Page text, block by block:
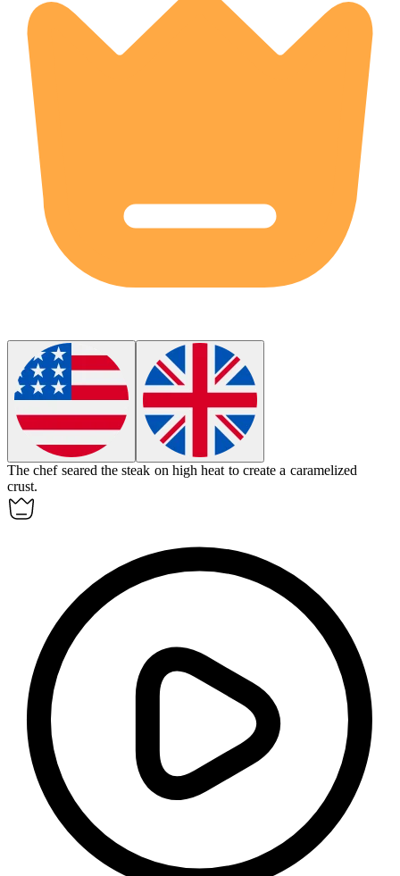
The chef seared the steak on high heat to create a caramelized
crust.